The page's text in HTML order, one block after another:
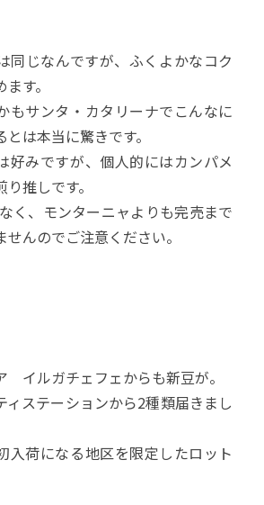
同じなんですが、ふくよかなコク
す。
もサンタ・カタリーナでこんなに
は本当に驚きです。
好みですが、個人的にはカンパメ
推しです。
く、モンターニャよりも完売まで
んのでご注意ください。
イルガチェフェからも新豆が。
ィステーションから2種類届きまし
入荷になる地区を限定したロット